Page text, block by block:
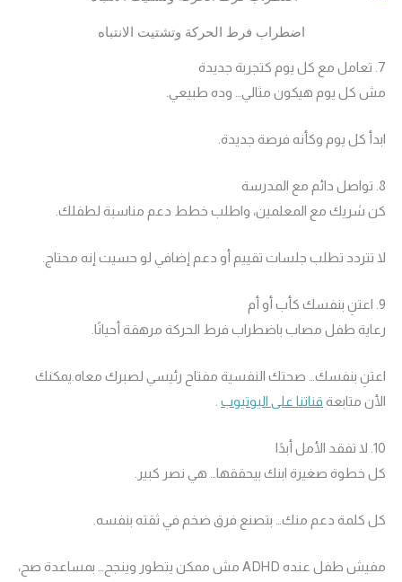
اضطراب فرط الحركة وتشتيت الانتباه
7. تعامل مع كل يوم كتجربة جديدة
مش كل يوم هيكون مثالي… وده طبيعي.
ابدأ كل يوم وكأنه فرصة جديدة.
8. تواصل دائم مع المدرسة
كن شريك مع المعلمين، واطلب خطط دعم مناسبة لطفلك.
لا تتردد تطلب جلسات تقييم أو دعم إضافي لو حسيت إنه محتاج.
9. اعتنِ بنفسك كأب أو أم
رعاية طفل مصاب باضطراب فرط الحركة مرهقة أحيانًا.
اعتنِ بنفسك… صحتك النفسية مفتاح رئيسي لصبرك معاه.يمكنك
الأن متابعة قناتنا على اليوتيوب.
10. لا تفقد الأمل أبدًا
كل خطوة صغيرة ابنك بيحققها… هي نصر كبير.
كل كلمة دعم منك… بتصنع فرق ضخم في ثقته بنفسه.
مفيش طفل عنده ADHD مش ممكن يتطور وينجح… بمساعدة صح،